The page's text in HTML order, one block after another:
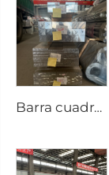
Barra cuadrada de aluminio varilla de aluminio